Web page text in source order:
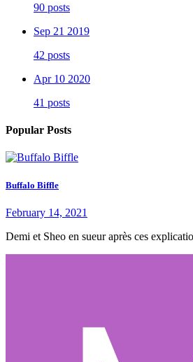
90 posts
Sep 21 2019
42 posts
Apr 10 2020
41 posts
Popular Posts
Buffalo Biffle
February 14, 2021
Demi et Sheo en sueur après ces